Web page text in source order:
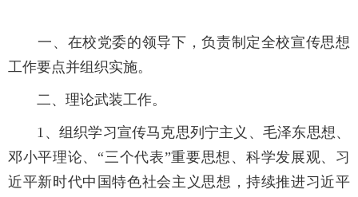
一、在校党委的领导下，负责制定全校宣传思想
工作要点并组织实施。
二、理论武装工作。
1、组织学习宣传马克思列宁主义、毛泽东思想、
邓小平理论、“三个代表”重要思想、科学发展观、习
近平新时代中国特色社会主义思想，持续推进习近平